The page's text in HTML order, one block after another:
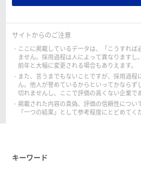
サイトからのご注意
ここに掲載しているデータは、「こうすれ
ません。採用過程は人によって異なります
前年と大幅に変更される場合もありえます。
また、言うまでもないことですが、採用過
ん。他人が誉めているからといってかなら
切れませんし、ここで評価の高くない企業で
掲載された内容の真偽、評価の信頼性につい
「一つの結果」として参考程度にとどめてく
キーワード